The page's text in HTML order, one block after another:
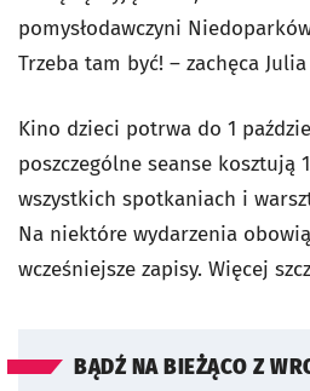
pomysłodawczyni
Trzeba tam być! – zachęca Julia
Kino dzieci potrwa do 1
poszczególne seanse kosztują
wszystkich spotkaniach i
Na niektóre wydarzenia
wcześniejsze zapisy. Więcej
BĄDŹ NA BIEŻĄCO Z